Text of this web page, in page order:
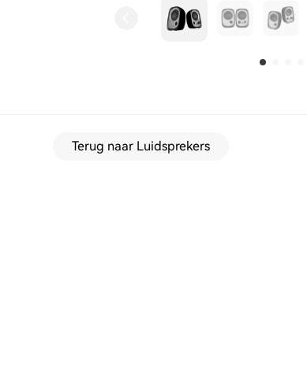
Terug naar Luidsprekers